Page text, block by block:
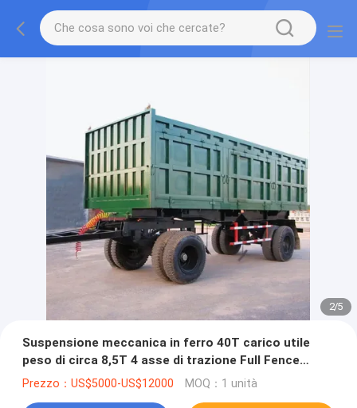
2/5
Suspensione meccanica in ferro 40T carico utile
peso di circa 8,5T 4 asse di trazione Full Fence
Trailer
Prezzo：US$5000-US$12000 MOQ：1 unità